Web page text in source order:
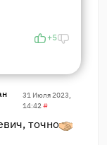
+5
31 Июля 2023,
14:42#
точно